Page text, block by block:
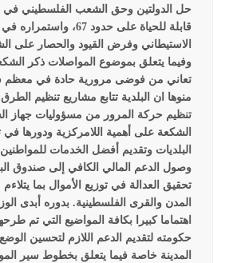
حل الدولتين وحق الشعب الفلسطيني في
قابلة للحياة على حدود 67،
الاستيطاني وفرض القيود والحصار على
وفيما يتعلق بموضوع المواصلات ذكر
تعاني من فوضى مرورية حادة في معظم
منوها ان البلدية تتابع مشاريع تنظيم
تنظيم حركة المرور من مسؤوليات جهاز
الشكعة على أهمية اللامركزية ودورها في
البلديات وتقديم أفضل الخدمات
وصول الدعم المالي الكافي إلى صندوق
تحقيق العدالة في توزيع الأموال بما
المدن والقرى الفلسطينية. بدوره أبدى
اهتماما كبيرا بكافة المواضيع التي تم
حكومته لتقديم الدعم اللازم لتحسين
المدينة خاصة فيما يتعلق بخطوط سير